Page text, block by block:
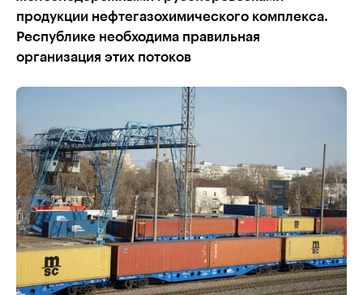
продукции нефтегазохимического комплекса.
Республике необходима правильная
организация этих потоков